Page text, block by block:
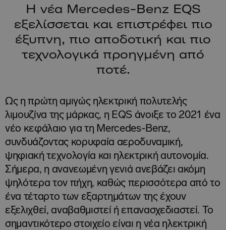
Η νέα Mercedes-Benz EQS
εξελίσσεται και επιστρέφει πιο
έξυπνη, πιο αποδοτική και πιο
τεχνολογικά προηγμένη από
ποτέ.
Ως η πρώτη αμιγώς ηλεκτρική πολυτελής
λιμουζίνα της μάρκας, η EQS άνοιξε το 2021 ένα
νέο κεφάλαιο για τη Mercedes-Benz,
συνδυάζοντας κορυφαία αεροδυναμική,
ψηφιακή τεχνολογία και ηλεκτρική αυτονομία.
Σήμερα, η ανανεωμένη γενιά ανεβάζει ακόμη
ψηλότερα τον πήχη, καθώς περισσότερα από το
ένα τέταρτο των εξαρτημάτων της έχουν
εξελιχθεί, αναβαθμιστεί ή επανασχεδιαστεί. Το
σημαντικότερο στοιχείο είναι η νέα ηλεκτρική